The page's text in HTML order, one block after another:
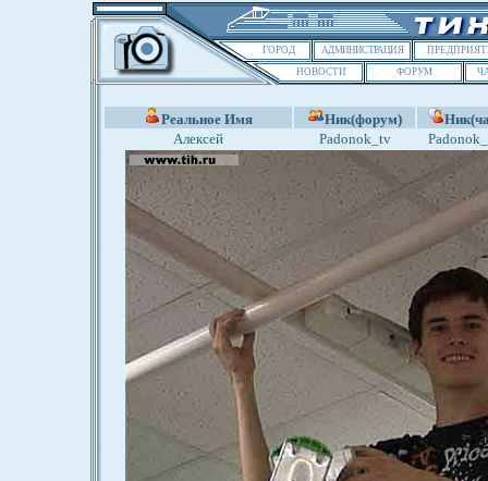
ГОРОД АДМИНИСТРАЦИЯ
НОВОСТИ
ФОРУМ
Реальное Имя Ник(форум)
Алексей
Padonok_tv